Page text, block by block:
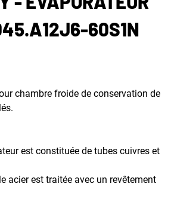
60S1N
chambre froide de conservation de
est constituée de tubes cuivres et
acier est traitée avec un revêtement